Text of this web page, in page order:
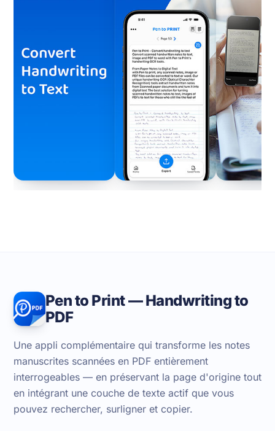
Pen to Print — Handwriting to
PDF
Une appli complémentaire qui transforme les notes
manuscrites scannées en PDF entièrement
interrogeables — en préservant la page d'origine tout
en intégrant une couche de texte actif que vous
pouvez rechercher, surligner et copier.